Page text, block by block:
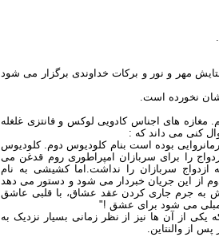
مهر و نور و برکات خداوندی برگزار می شود
ها می بینیم. مغازه های اجناس کادویی لوکس و فانتزی غلغله
بوده است بنام کلودیوس دوم. کلودیوس
را برای سربازان امپراطوری روم قدغن می
سربازان را نداشت.اما کشیشی به نام
از این جریان خبردار می شود و دستور می دهد
به جرم جاری کردن عقد عشاق، با قلبی عاشق
سمبلی می شود برای عشق !"
از آن ها نیز از نظر زمانی بسیار نزدیک به